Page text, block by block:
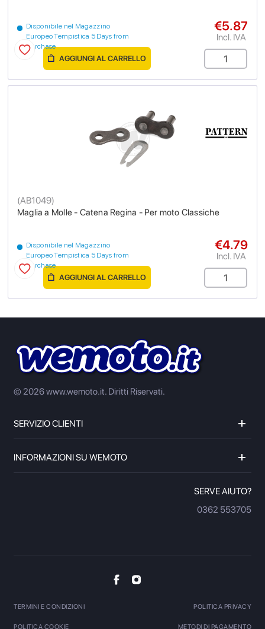
Disponibile nel Magazzino
Europeo Tempistica 5 Days from
purchase
€5.87
Incl. IVA
AGGIUNGI AL CARRELLO
Maglia a Molle - Catena Regina - Per moto Classiche
(AB1049)
Disponibile nel Magazzino
Europeo Tempistica 5 Days from
purchase
€4.79
Incl. IVA
AGGIUNGI AL CARRELLO
© 2026 www.wemoto.it. Diritti Riservati.
SERVIZIO CLIENTI
INFORMAZIONI SU WEMOTO
SERVE AIUTO?
0362 553705
TERMINI E CONDIZIONI POLITICA PRIVACY
POLITICA COOKIE METODI DI PAGAMENTO